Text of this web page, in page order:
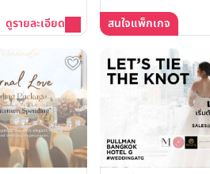
ดูรายละเอียด สนใจแพ็กเกจ